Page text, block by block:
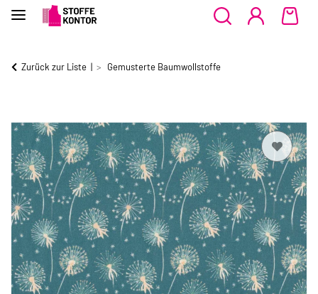
Zurück zur Liste Gemusterte Baumwollstoffe